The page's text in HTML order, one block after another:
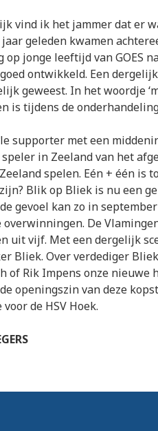
vind ik het jammer dat er
jaar geleden kwamen
op jonge leeftijd van GOES
ontwikkeld. Een
geweest. In het woordje
is tijdens de
supporter met een
in Zeeland van het
spelen. Eén + één is
Blik op Bliek is nu een
gevoel kan zo in
overwinningen. De
uit vijf. Met een dergelijk
Bliek. Over verdediger
of Rik Impens onze nieuwe
openingszin van deze
de HSV Hoek.